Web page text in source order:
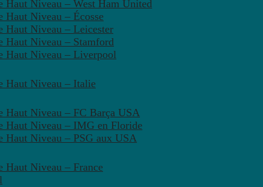
Haut Niveau – West Ham United
Haut Niveau – Écosse
Haut Niveau – Leicester
Haut Niveau – Stamford
Haut Niveau – Liverpool
Haut Niveau – Italie
Haut Niveau – FC Barça USA
Haut Niveau – IMG en Floride
Haut Niveau – PSG aux USA
Haut Niveau – France